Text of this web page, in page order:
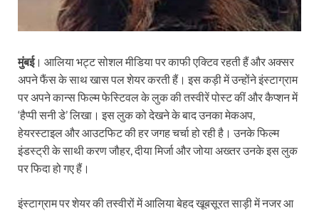
मुंबई। आलिया भट्ट सोशल मीडिया पर काफी एक्टिव रहती हैं और अक्सर
अपने फैंस के साथ खास पल शेयर करती हैं। इस कड़ी में उन्होंने इंस्टाग्राम
पर अपने कान्स फिल्म फेस्टिवल के लुक की तस्वीरें पोस्ट कीं और कैप्शन में
‘हैप्पी सनी डे’ लिखा। इस लुक को देखने के बाद उनका मेकअप,
हेयरस्टाइल और आउटफिट की हर जगह चर्चा हो रही है। उनके फिल्म
इंडस्ट्री के साथी करण जौहर, दीया मिर्जा और जोया अख्तर उनके इस लुक
पर फिदा हो गए हैं।
इंस्टाग्राम पर शेयर की तस्वीरों में आलिया बेहद खूबसूरत साड़ी में नजर आ